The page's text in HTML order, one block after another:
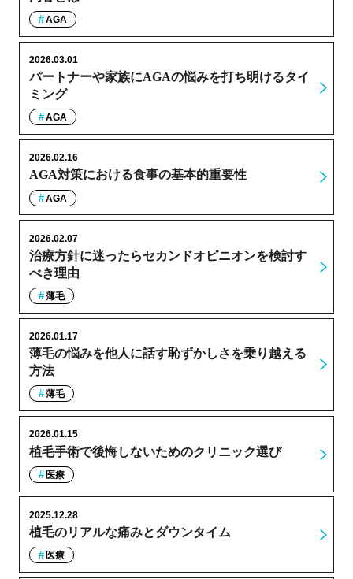
AGA
パートナーや家族にAGAの悩みを打ち明けるタイ
ミング
2026.03.01
AGA
AGA対策における食事の基本的重要性
2026.02.16
AGA
治療方針に迷ったらセカンドオピニオンを検討す
べき理由
2026.02.07
薄毛
薄毛の悩みを他人に話す恥ずかしさを乗り越える
方法
2026.01.17
薄毛
植毛手術で後悔しないためのクリニック選び
2026.01.15
医療
植毛のリアルな痛みとダウンタイム
2025.12.28
医療